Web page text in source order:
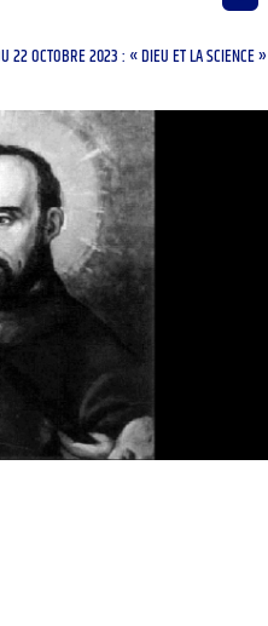
22 OCTOBRE 2023 : « DIEU ET LA SCIENCE »